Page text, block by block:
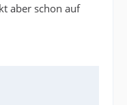
aber schon auf